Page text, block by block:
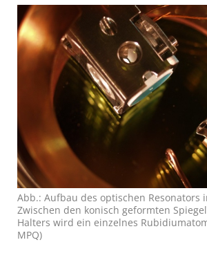
Abb.: Aufbau des optischen Resonators
Zwischen den konisch geformten
Halters wird ein einzelnes
MPQ)